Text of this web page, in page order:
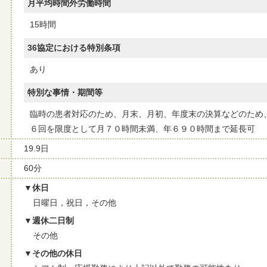
月平均時間外労働時間
15時間
36協定における特別条項
あり
特別な事情・期間等
臨時の患者対応のため、月末、月初、年度末の決算などのため
６回を限度として月７０時間未満、年６９０時間まで延長可
19.9日
60分
休日
日曜日，祝日，その他
週休二日制
その他
その他の休日